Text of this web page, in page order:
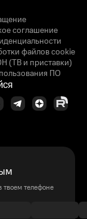
соглашение
файлов cookie
(ТВ и приставки)
ПО
телефоне